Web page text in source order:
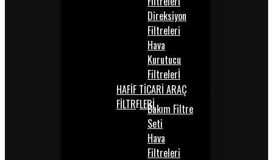
Direksiyon
Filtreleri
Hava
Kurutucu
Filtrelerİ
HAFİF TİCARİ ARAÇ
FİLTRELERİBakım Filtre
Seti
Hava
Filtreleri